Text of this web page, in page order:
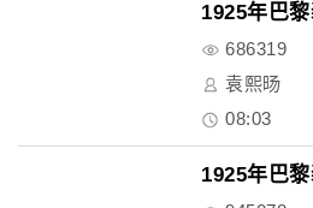
1925年巴
686319
袁熙旸
08:03
1925年巴